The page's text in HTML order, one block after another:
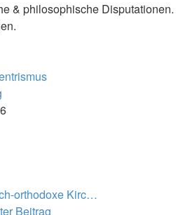
& philosophische Disputationen.
orthodoxe Kirc…
Beitrag